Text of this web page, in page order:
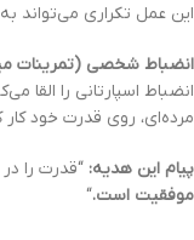
این عمل تکراری می‌تواند
انضباط شخصی (تمرینات
انضباط اسپارتانی را القا
مرده‌ای، روی قدرت خود کار
پیام این هدیه: “قدرت را
موفقیت است.“